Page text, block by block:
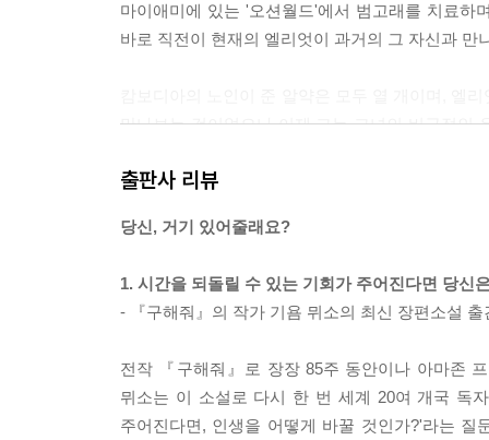
--- p.123
"제가 지금보다 더 강해졌습니까? 환자들의 죽음
라네."
--- p.155
마이애미에 있는 '오션월드'에서 범고래를 치료하
바로 직전이 현재의 엘리엇이 과거의 그 자신과 만
만나보는 것이었으나 이제 그는 그녀의 비극적인
태어났기 때문이다. 결국 일리나를 다시 사랑하게
출판사 리뷰
당신, 거기 있어줄래요?
1. 시간을 되돌릴 수 있는 기회가 주어진다면 당신
- 『구해줘』의 작가 기욤 뮈소의 최신 장편소설 출
전작 『구해줘』로 장장 85주 동안이나 아마존
뮈소는 이 소설로 다시 한 번 세계 20여 개국 독
주어진다면, 인생을 어떻게 바꿀 것인가?'라는